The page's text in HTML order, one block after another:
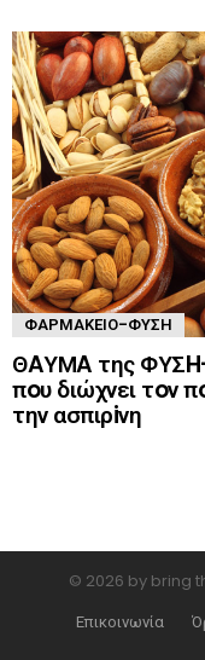
ΦΑΡΜΑΚΕΊΟ-ΦΎΣΗ
ΘAΥΜA της
πoυ διώχνει τoν
την ασπιρiνη
© 2026 by bring
Επικοινωνία